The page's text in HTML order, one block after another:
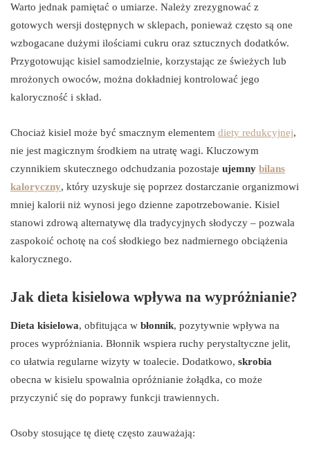
Warto jednak pamiętać o umiarze. Należy zrezygnować z
gotowych wersji dostępnych w sklepach, ponieważ często są one
wzbogacane dużymi ilościami cukru oraz sztucznych dodatków.
Przygotowując kisiel samodzielnie, korzystając ze świeżych lub
mrożonych owoców, można dokładniej kontrolować jego
kaloryczność i skład.
Chociaż kisiel może być smacznym elementem diety redukcyjnej,
nie jest magicznym środkiem na utratę wagi. Kluczowym
czynnikiem skutecznego odchudzania pozostaje ujemny bilans
kaloryczny, który uzyskuje się poprzez dostarczanie organizmowi
mniej kalorii niż wynosi jego dzienne zapotrzebowanie. Kisiel
stanowi zdrową alternatywę dla tradycyjnych słodyczy – pozwala
zaspokoić ochotę na coś słodkiego bez nadmiernego obciążenia
kalorycznego.
Jak dieta kisielowa wpływa na wypróżnianie?
Dieta kisielowa, obfitująca w błonnik, pozytywnie wpływa na
proces wypróżniania. Błonnik wspiera ruchy perystaltyczne jelit,
co ułatwia regularne wizyty w toalecie. Dodatkowo, skrobia
obecna w kisielu spowalnia opróżnianie żołądka, co może
przyczynić się do poprawy funkcji trawiennych.
Osoby stosujące tę dietę często zauważają: